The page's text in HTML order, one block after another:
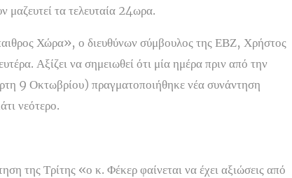
μαζευτεί τα τελευταία 24ωρα.
Χώρα», ο διευθύνων σύμβουλος της ΕΒΖ, Χρήστος
Αξίζει να σημειωθεί ότι μία ημέρα πριν από την
9 Οκτωβρίου) πραγματοποιήθηκε νέα συνάντηση
νεότερο.
της Τρίτης «ο κ. Φέκερ φαίνεται να έχει αξιώσεις από